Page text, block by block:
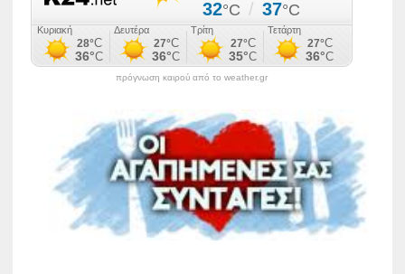
πρόγνωση καιρού από το weather.gr